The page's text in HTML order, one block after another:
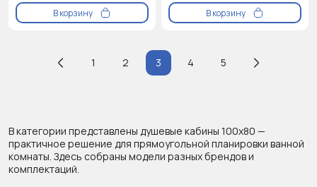
В корзину В корзину
1 2 3 4 5
В категории представлены душевые кабины 100x80 —
практичное решение для прямоугольной планировки ванной
комнаты. Здесь собраны модели разных брендов и
комплектаций.